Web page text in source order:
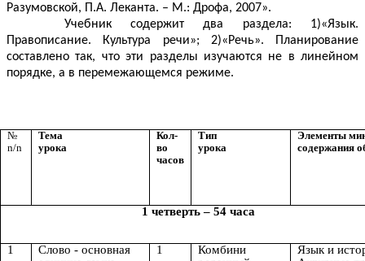
Разумовской, П.А. Леканта. – М.: Дрофа, 2007».
Учебник содержит два раздела: 1)«Язык.
Правописание. Культура речи»; 2)«Речь». Планирование
составлено так, что эти разделы изучаются не в линейном
порядке, а в перемежающемся режиме.
№
n/n
Тема
урока
Кол-
во
часов
Тип
урока
Элементы
содержания
1 четверть – 54 часа
1
Слово - основная
1
Комбини
Язык и